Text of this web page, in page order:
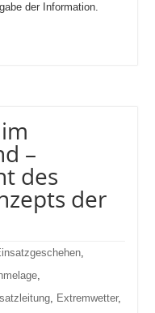
der Information.
–
des
der
Extremwetter,